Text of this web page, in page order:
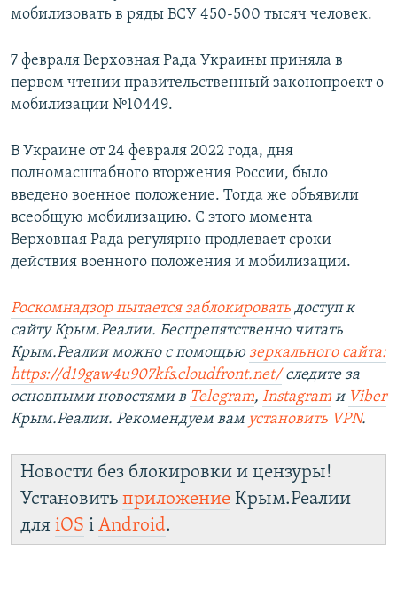
мобилизовать в ряды ВСУ 450-500 тысяч человек.
7 февраля Верховная Рада Украины приняла в
первом чтении правительственный законопроект о
мобилизации №10449.
В Украине от 24 февраля 2022 года, дня
полномасштабного вторжения России, было
введено военное положение. Тогда же объявили
всеобщую мобилизацию. С этого момента
Верховная Рада регулярно продлевает сроки
действия военного положения и мобилизации.
Роскомнадзор пытается заблокировать доступ к
сайту Крым.Реалии. Беспрепятственно читать
Крым.Реалии можно с помощью зеркального сайта:
https://d19gaw4u907kfs.cloudfront.net/следите за
основными новостями в Telegram, Instagram и Viber
Крым.Реалии. Рекомендуем вам установить VPN.
Новости без блокировки и цензуры!
Установить приложение Крым.Реалии
для iOS і Android.